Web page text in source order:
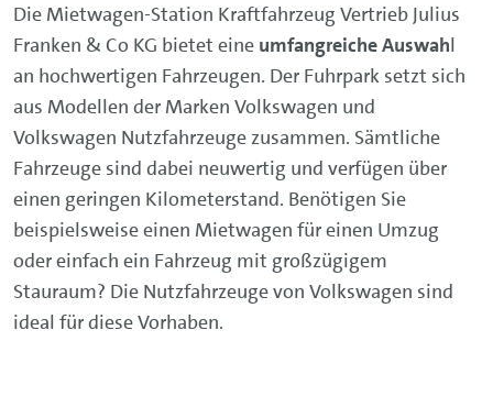
Die Mietwagen-Station Kraftfahrzeug Vertrieb Julius
Franken & Co KG bietet eine umfangreiche Auswahl
an hochwertigen Fahrzeugen. Der Fuhrpark setzt sich
aus Modellen der Marken Volkswagen und
Volkswagen Nutzfahrzeuge zusammen. Sämtliche
Fahrzeuge sind dabei neuwertig und verfügen über
einen geringen Kilometerstand. Benötigen Sie
beispielsweise einen Mietwagen für einen Umzug
oder einfach ein Fahrzeug mit großzügigem
Stauraum? Die Nutzfahrzeuge von Volkswagen sind
ideal für diese Vorhaben.